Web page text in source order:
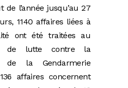
de l’année jusqu’au 27
1140 affaires liées à
ont été traitées au
de lutte contre la
de la Gendarmerie
affaires concernent